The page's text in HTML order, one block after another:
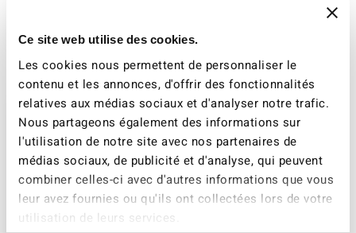
Ce site web utilise des cookies.
Les cookies nous permettent de personnaliser le
contenu et les annonces, d'offrir des fonctionnalités
relatives aux médias sociaux et d'analyser notre trafic.
Nous partageons également des informations sur
l'utilisation de notre site avec nos partenaires de
médias sociaux, de publicité et d'analyse, qui peuvent
combiner celles-ci avec d'autres informations que vous
leur avez fournies ou qu'ils ont collectées lors de votre
utilisation de leurs services.
Offres pour les
membres autour de la
mobilité
En tant que membre de l'ATE, vous bénéficiez